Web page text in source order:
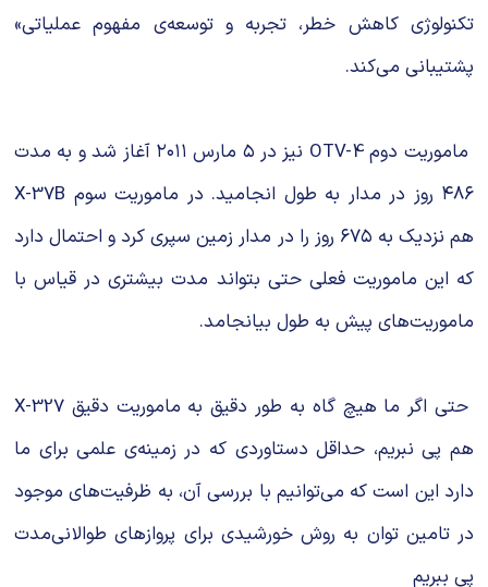
تکنولوژی کاهش خطر، تجربه و توسعه‌ی مفهوم عملیاتی»
پشتیبانی می‌کند.
ماموریت دوم OTV-4 نیز در ۵ مارس ۲۰۱۱ آغاز شد و به مدت
۴۸۶ روز در مدار به طول انجامید. در ماموریت سوم X-37B
هم نزدیک به ۶۷۵ روز را در مدار زمین سپری کرد و احتمال دارد
که این ماموریت فعلی حتی بتواند مدت بیشتری در قیاس با
ماموریت‌های پیش به طول بیانجامد.
حتی اگر ما هیچ گاه به طور دقیق به ماموریت دقیق X-327
هم پی نبریم، حداقل دستاوردی که در زمینه‌ی علمی برای ما
دارد این است که می‌توانیم با بررسی آن، به ظرفیت‌های موجود
در تامین توان به روش خورشیدی برای پروازهای طوالانی‌مدت
پی ببریم